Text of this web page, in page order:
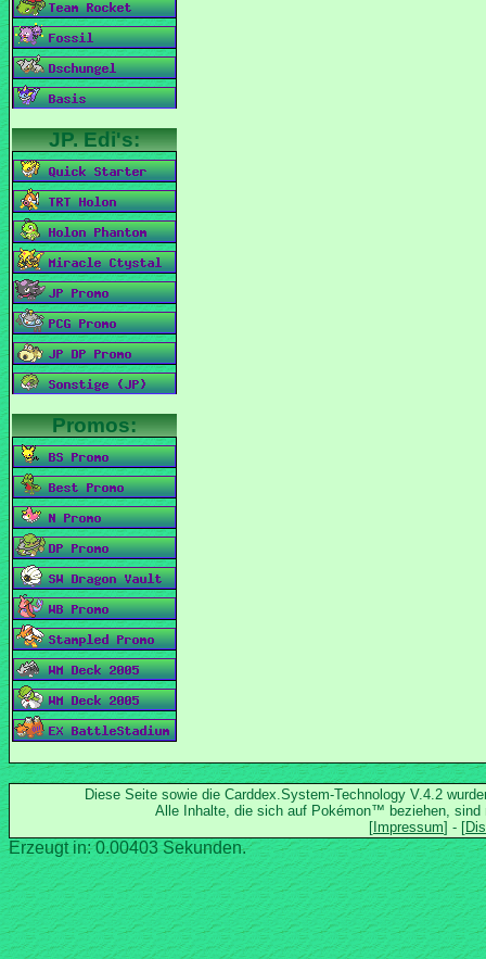
Diese Seite sowie die Carddex.System-Technology V.4.2
Alle Inhalte, die sich auf Pokémon™ beziehen, sind
Erzeugt in: 0.00403 Sekunden.